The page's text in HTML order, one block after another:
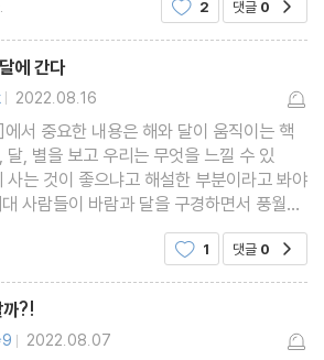
시점에 읽어야
2 댓글 0
에 간다
| 2022.08.16
에서 중요한 내용은 해와 달이 움직이는 핵
달, 별을 보고 우리는 무엇을 느낄 수 있
사는 것이 좋으냐고 해설한 부분이라고 봐야
의 한국인들은 반짝이는 야경이나 화려한
머니” 라고 말한다는
1 댓글 0
까?!
| 2022.08.07